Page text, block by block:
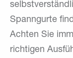
Spanngurte
Achten Sie
richtigen